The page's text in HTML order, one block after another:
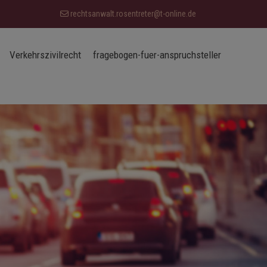
rechtsanwalt.rosentreter@t-online.de
Verkehrszivilrecht fragebogen-fuer-anspruchsteller